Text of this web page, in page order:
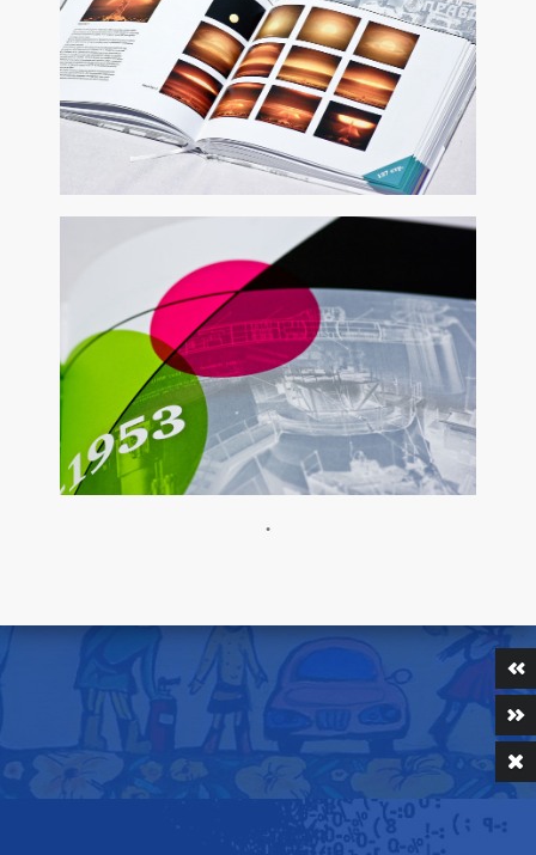
ДИЗАЙН И ВЕРСТКА КНИГИ «ВОСЕМЬ С ПОЛОВИНОЙ МИФОВ
О РАДИОАКТИВНЫХ ОТХОДАХ» 2017 Г.
КНИГА С. БАРМИНСКОЙ «ОХОТА НА СТАРУШКУ»
•